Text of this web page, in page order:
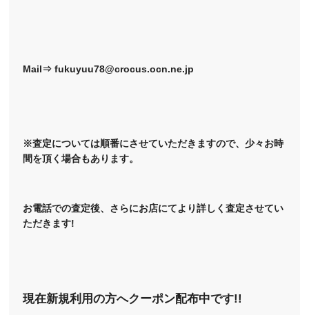
Mail⇒ fukuyuu78@crocus.ocn.ne.jp
※査定については順番にさせていただきますので、少々お時
間を頂く場合もあります。
お電話での査定後、さらにお店にてより詳しく査定させてい
ただきます!
現在新規利用の方へクーポン配布中です!!